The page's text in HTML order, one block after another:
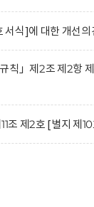
서식]에 대한 개선의
칙」제2조 제2항
조 제2호 [별지 제